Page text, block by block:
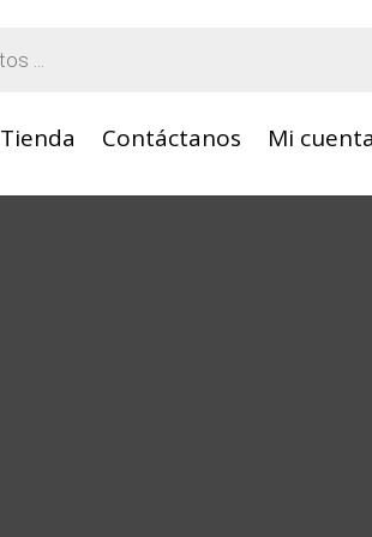
Tienda Contáctanos Mi